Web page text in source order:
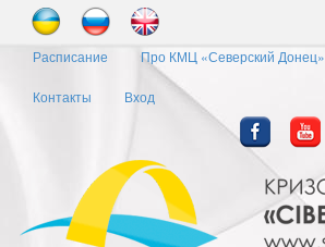
Перейти
основному
Расписание Про КМЦ «Северский Донец»
Контакты Вход